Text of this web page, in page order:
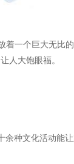
着一个巨大无比
人大饱眼福。
种文化活动能